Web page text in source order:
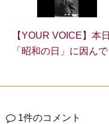
【YOUR VOICE】本日
「昭和の日」に因んで
1件のコメント